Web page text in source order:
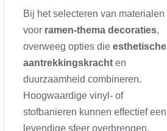
Bij het selecteren van materialen
voor ramen-thema decoraties,
overweeg opties die esthetische
aantrekkingskracht en
duurzaamheid combineren.
Hoogwaardige vinyl- of
stofbanieren kunnen effectief een
levendige sfeer overbrengen.